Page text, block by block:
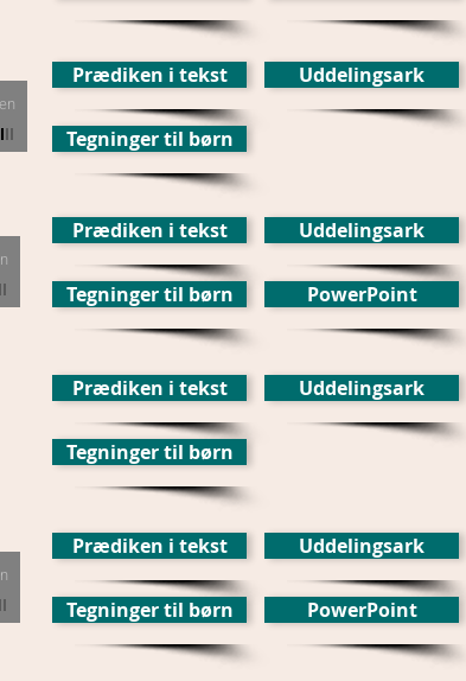
Prædiken i tekst Uddelingsark
Tegninger til børn
Prædiken i tekst Uddelingsark
Tegninger til børn PowerPoint
Prædiken i tekst Uddelingsark
Tegninger til børn
Prædiken i tekst Uddelingsark
Tegninger til børn PowerPoint